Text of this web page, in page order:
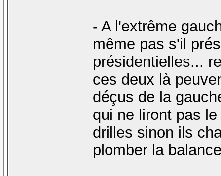
- A l'extrême
même pas s'il
présidentielles...
ces deux là
déçus de la
qui ne liront pas
drilles sinon ils
plomber la